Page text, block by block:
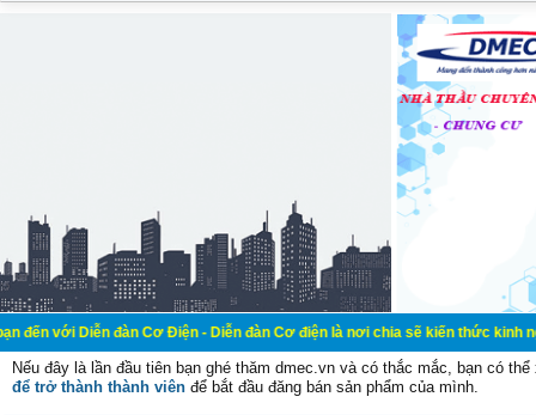
đàn Cơ Điện - Diễn đàn Cơ điện là nơi chia sẽ kiến thức kinh nghiệm
Nếu đây là lần đầu tiên bạn ghé thăm dmec.vn và có thắc mắc, bạn có
để trở thành thành viên để bắt đầu đăng bán sản phẩm của mình.